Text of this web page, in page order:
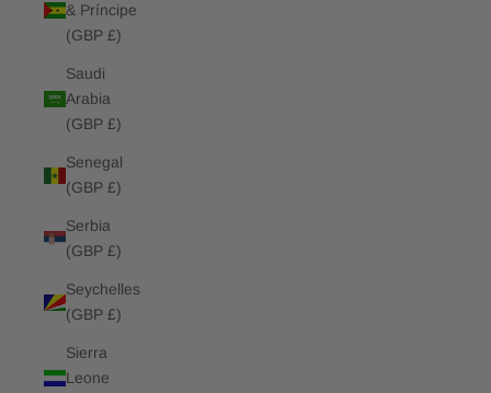
& Príncipe
(GBP £)
Saudi
Arabia
(GBP £)
Senegal
(GBP £)
Serbia
(GBP £)
Seychelles
(GBP £)
Sierra
Leone